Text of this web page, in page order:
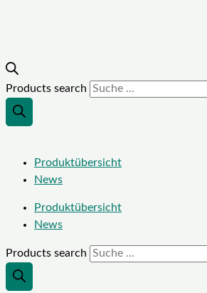
Products search
Produktübersicht
News
Produktübersicht
News
Products search